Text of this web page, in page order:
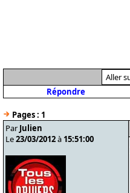
Répondre
Pages : 1
Par Julien
Le23/03/2012à 15:51:00